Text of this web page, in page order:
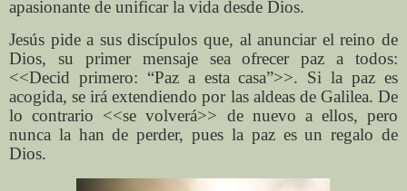
apasionante de unificar la vida desde Dios.
Jesús pide a sus discípulos que, al anunciar el reino de
Dios, su primer mensaje sea ofrecer paz a todos:
<<Decid primero: “Paz a esta casa”>>. Si la paz es
acogida, se irá extendiendo por las aldeas de Galilea. De
lo contrario <<se volverá>> de nuevo a ellos, pero
nunca la han de perder, pues la paz es un regalo de
Dios.